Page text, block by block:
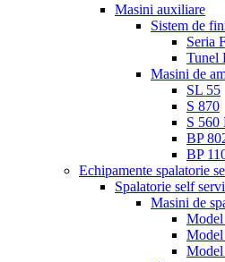
Masini auxiliare
Sistem de
Seria
Tunel
Masini de
SL 55
S 870
S 560
BP
BP
Echipamente spalatorie
Spalatorie self
Masini de